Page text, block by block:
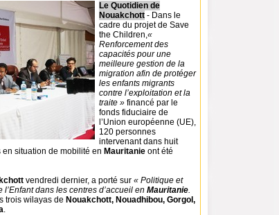
Le Quotidien de
Nouakchott - Dans le
cadre du projet de Save
the Children,«
Renforcement des
capacités pour une
meilleure gestion de la
migration afin de protéger
les enfants migrants
contre l’exploitation et la
traite » financé par le
fonds fiduciaire de
l’Union européenne (UE),
120 personnes
intervenant dans huit
en situation de mobilité en Mauritanie ont été
vendredi dernier, a porté sur « Politique et
dans les centres d’accueil en Mauritanie.
trois wilayas de Nouakchott, Nouadhibou, Gorgol,
.